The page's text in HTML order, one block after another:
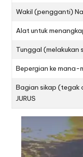
Wakil (pengganti)
Alat untuk
Tunggal (melakukan
Bepergian ke mana-
Bagian sikap (tegak
JURUS